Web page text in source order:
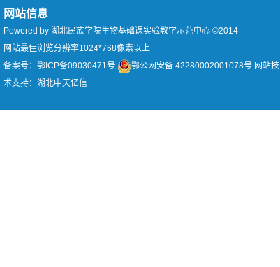
网站信息
Powered by 湖北民族学院生物基础课实验教学示范中心 ©2014
网站最佳浏览分辨率1024*768像素以上
备案号：鄂ICP备09030471号
鄂公网安备 42280002001078号 网站技
术支持：湖北中天亿信